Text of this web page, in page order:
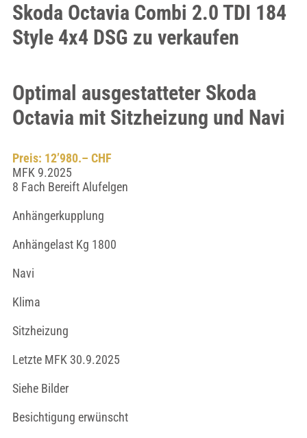
Skoda Octavia Combi 2.0 TDI 184
Style 4x4 DSG zu verkaufen
Optimal ausgestatteter Skoda
Octavia mit Sitzheizung und Navi
Preis: 12’980.– CHF
MFK 9.2025
8 Fach Bereift Alufelgen
Anhängerkupplung
Anhängelast Kg 1800
Navi
Klima
Sitzheizung
Letzte MFK 30.9.2025
Siehe Bilder
Besichtigung erwünscht